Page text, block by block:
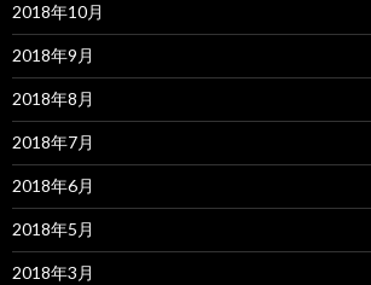
2018年10月
2018年9月
2018年8月
2018年7月
2018年6月
2018年5月
2018年3月